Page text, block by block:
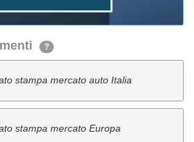
?
stampa mercato auto Italia
stampa mercato Europa